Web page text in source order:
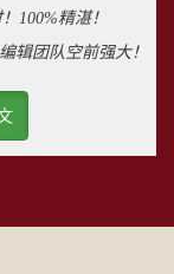
100%精湛！
辑团队空前强大！